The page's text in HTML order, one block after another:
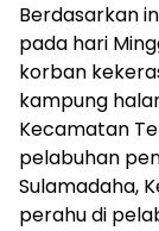
Berdasarkan
pada hari
korban
kampung
Kecamatan
pelabuhan
Sulamadaha,
perahu di